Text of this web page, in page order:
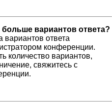
вариантов ответа?
вариантов ответа
конференции.
количество вариантов,
свяжитесь с